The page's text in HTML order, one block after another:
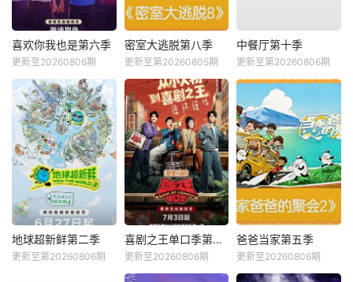
喜欢你我也是第六季
更新至20260806期
密室大逃脱第八季
更新至第20260805期
中餐厅第十季
更新至第20260806期
地球超新鲜第二季
更新至第20260806期
喜剧之王单口季第三季
更新至20260806期
爸爸当家第五季
更新至20260806期